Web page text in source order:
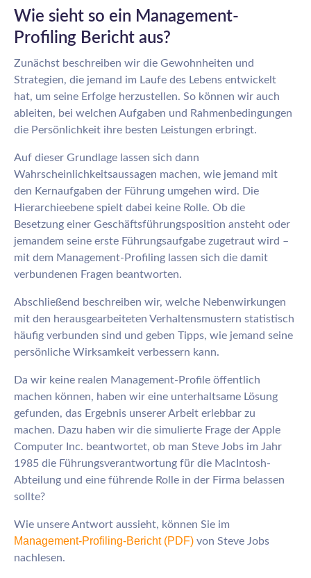
Wie sieht so ein Management-
Profiling Bericht aus?
Zunächst beschreiben wir die Gewohnheiten und
Strategien, die jemand im Laufe des Lebens entwickelt
hat, um seine Erfolge herzustellen. So können wir auch
ableiten, bei welchen Aufgaben und Rahmenbedingungen
die Persönlichkeit ihre besten Leistungen erbringt.
Auf dieser Grundlage lassen sich dann
Wahrscheinlichkeitsaussagen machen, wie jemand mit
den Kernaufgaben der Führung umgehen wird. Die
Hierarchieebene spielt dabei keine Rolle. Ob die
Besetzung einer Geschäftsführungsposition ansteht oder
jemandem seine erste Führungsaufgabe zugetraut wird –
mit dem Management-Profiling lassen sich die damit
verbundenen Fragen beantworten.
Abschließend beschreiben wir, welche Nebenwirkungen
mit den herausgearbeiteten Verhaltensmustern statistisch
häufig verbunden sind und geben Tipps, wie jemand seine
persönliche Wirksamkeit verbessern kann.
Da wir keine realen Management-Profile öffentlich
machen können, haben wir eine unterhaltsame Lösung
gefunden, das Ergebnis unserer Arbeit erlebbar zu
machen. Dazu haben wir die simulierte Frage der Apple
Computer Inc. beantwortet, ob man Steve Jobs im Jahr
1985 die Führungsverantwortung für die MacIntosh-
Abteilung und eine führende Rolle in der Firma belassen
sollte?
Wie unsere Antwort aussieht, können Sie im
Management-Profiling-Bericht (PDF) von Steve Jobs
nachlesen.